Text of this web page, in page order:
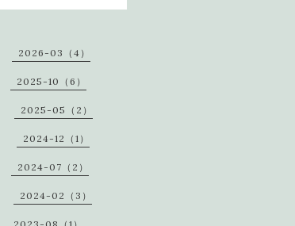
2026-03（4）
2025-10（6）
2025-05（2）
2024-12（1）
2024-07（2）
2024-02（3）